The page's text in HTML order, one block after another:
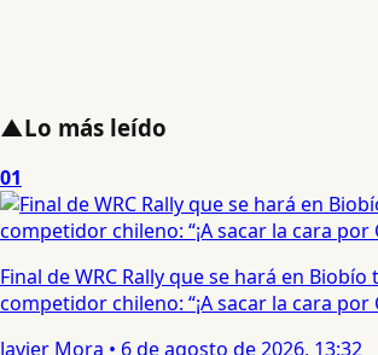
▲Lo más leído
01
Final de WRC Rally que se hará en Biobío
competidor chileno: “¡A sacar la cara por
Javier Mora • 6 de agosto de 2026, 13:32